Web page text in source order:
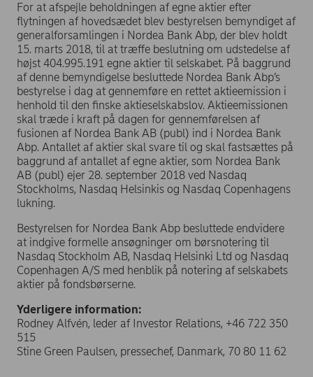
For at afspejle beholdningen af egne aktier efter
flytningen af hovedsædet blev bestyrelsen bemyndiget af
generalforsamlingen i Nordea Bank Abp, der blev holdt
15. marts 2018, til at træffe beslutning om udstedelse af
højst 404.995.191 egne aktier til selskabet. På baggrund
af denne bemyndigelse besluttede Nordea Bank Abp’s
bestyrelse i dag at gennemføre en rettet aktieemission i
henhold til den finske aktieselskabslov. Aktieemissionen
skal træde i kraft på dagen for gennemførelsen af
fusionen af Nordea Bank AB (publ) ind i Nordea Bank
Abp. Antallet af aktier skal svare til og skal fastsættes på
baggrund af antallet af egne aktier, som Nordea Bank
AB (publ) ejer 28. september 2018 ved Nasdaq
Stockholms, Nasdaq Helsinkis og Nasdaq Copenhagens
lukning.
Bestyrelsen for Nordea Bank Abp besluttede endvidere
at indgive formelle ansøgninger om børsnotering til
Nasdaq Stockholm AB, Nasdaq Helsinki Ltd og Nasdaq
Copenhagen A/S med henblik på notering af selskabets
aktier på fondsbørserne.
Yderligere information:
Rodney Alfvén, leder af Investor Relations, +46 722 350
515
Stine Green Paulsen, pressechef, Danmark, 70 80 11 62